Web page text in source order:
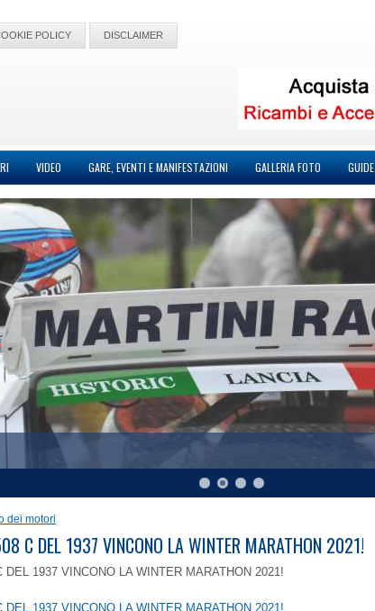
POLICY DISCLAIMER
VIDEO GARE, EVENTI E MANIFESTAZIONI GALLERIA FOTO
dei motori
C DEL 1937 VINCONO LA WINTER MARATHON 2021!
1937 VINCONO LA WINTER MARATHON 2021!
1937 VINCONO LA WINTER MARATHON 2021!